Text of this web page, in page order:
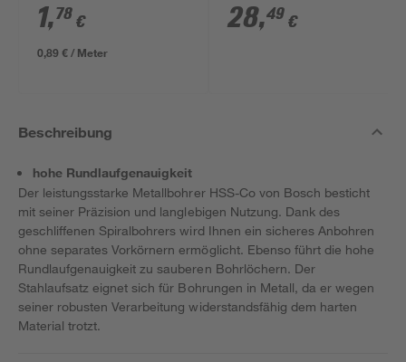
1,78 €
0,89 € / Meter
teilig
28,49 €
Beschreibung
hohe Rundlaufgenauigkeit
Der leistungsstarke Metallbohrer HSS-Co von Bosch besticht
mit seiner Präzision und langlebigen Nutzung. Dank des
geschliffenen Spiralbohrers wird Ihnen ein sicheres Anbohren
ohne separates Vorkörnern ermöglicht. Ebenso führt die hohe
Rundlaufgenauigkeit zu sauberen Bohrlöchern. Der
Stahlaufsatz eignet sich für Bohrungen in Metall, da er wegen
seiner robusten Verarbeitung widerstandsfähig dem harten
Material trotzt.